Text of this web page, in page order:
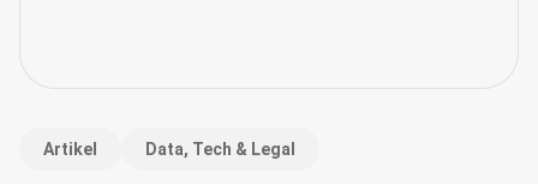
Artikel Data, Tech & Legal